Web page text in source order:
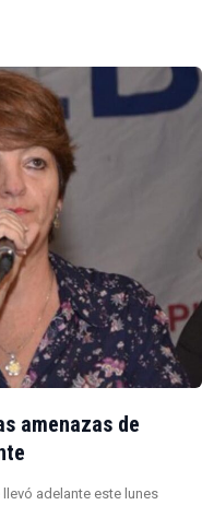
amenazas de
adelante este lunes